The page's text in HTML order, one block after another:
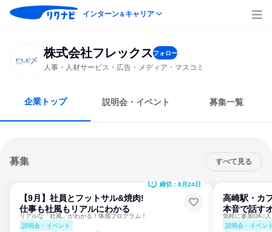
インターン＆キャリア
株式会社フレックスフォロー
人事・人材サービス・広告・メディア・マスコミ
企業トップ 説明会・イベント 募集一覧
募集 すべて見る
【9月】社員とフットサル&焼肉!
仕事も社風もリアルにわかる
リアルな「社風」がわかる！体感プログラム！
説明会・イベント
締切：8月24日
高崎駅・カ
本音で話す
説明会・イベン